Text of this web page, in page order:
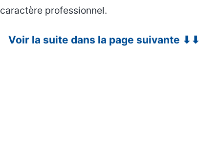
caractère professionnel.
Voir la suite dans la page suivante ⬇⬇